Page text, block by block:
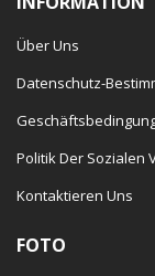
Über Uns
Datenschutz-
Politik Der Sozialen
Kontaktieren Uns
FOTO